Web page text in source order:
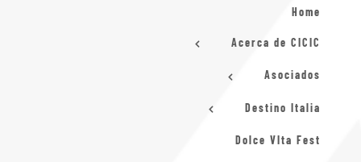
Home
Acerca de CICIC
Asociados
Destino Italia
Dolce VIta Fest